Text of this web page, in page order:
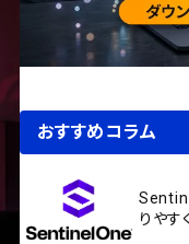
おすすめコラム
りやす